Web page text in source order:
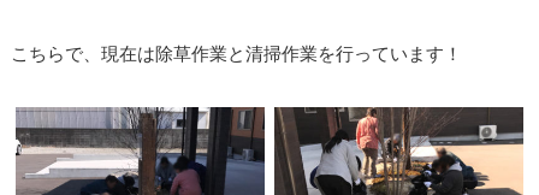
こちらで、現在は除草作業と清掃作業を行っています！